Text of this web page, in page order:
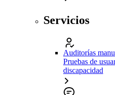
Servicios
Auditorías
Pruebas de
discapacidad